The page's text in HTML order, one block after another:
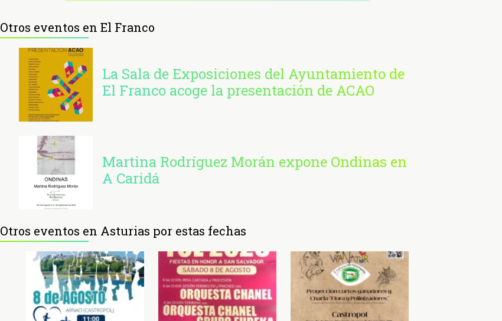
Otros eventos en El Franco
La Sala de Exposiciones del Ayuntamiento de
El Franco acoge la presentación de ACAO
Martina Rodríguez Morán expone Ondinas en
A Caridá
Otros eventos en Asturias por estas fechas